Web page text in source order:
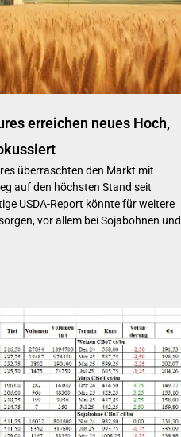
erreichen neues Hoch,
überraschten den Markt mit
auf den höchsten Stand seit
USDA-Report könnte für weitere
vor allem bei Sojabohnen und